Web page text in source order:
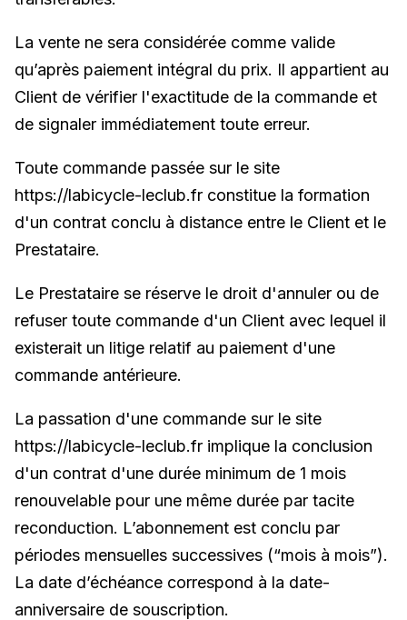
La vente ne sera considérée comme valide
qu’après paiement intégral du prix. Il appartient au
Client de vérifier l'exactitude de la commande et
de signaler immédiatement toute erreur.
Toute commande passée sur le site
https://labicycle-leclub.fr constitue la formation
d'un contrat conclu à distance entre le Client et le
Prestataire.
Le Prestataire se réserve le droit d'annuler ou de
refuser toute commande d'un Client avec lequel il
existerait un litige relatif au paiement d'une
commande antérieure.
La passation d'une commande sur le site
https://labicycle-leclub.fr implique la conclusion
d'un contrat d'une durée minimum de 1 mois
renouvelable pour une même durée par tacite
reconduction. L’abonnement est conclu par
périodes mensuelles successives (“mois à mois”).
La date d’échéance correspond à la date-
anniversaire de souscription.